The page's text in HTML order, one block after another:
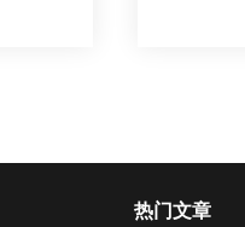
热门文章